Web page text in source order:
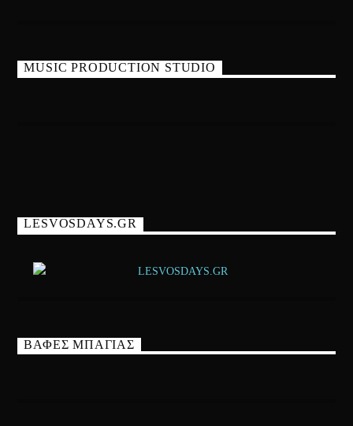
MUSIC PRODUCTION STUDIO
LESVOSDAYS.GR
ΒΑΦΕΣ ΜΠΑΓΙΑΣ